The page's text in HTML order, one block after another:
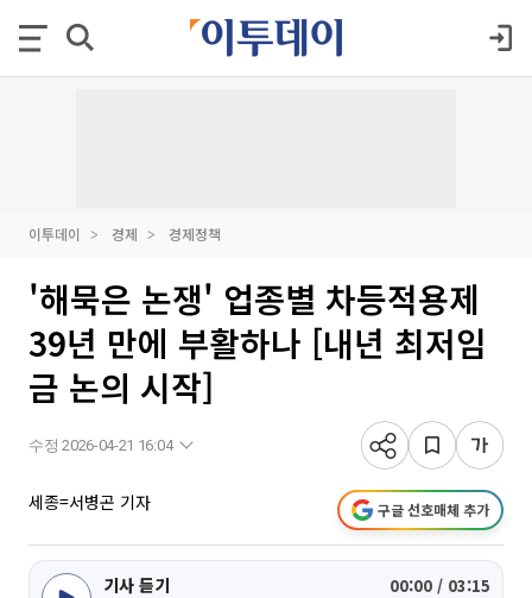
이투데이 경제 경제정책
'해묵은 논쟁' 업종별 차등적용제
39년 만에 부활하나 [내년 최저임
금 논의 시작]
수정 2026-04-21 16:04
세종=서병곤 기자 구글 선호매체 추가
기사 듣기 00:00 / 03:15